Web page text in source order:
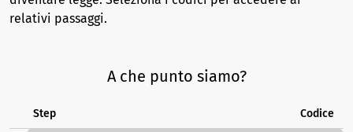
relativi passaggi.
A che punto siamo?
Step Codice